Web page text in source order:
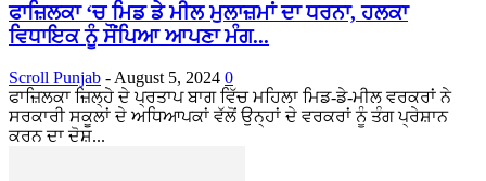
ਫਾਜ਼ਿਲਕਾ ‘ਚ ਮਿਡ ਡੇ ਮੀਲ ਮੁਲਾਜ਼ਮਾਂ ਦਾ ਧਰਨਾ, ਹਲਕਾ
ਵਿਧਾਇਕ ਨੂੰ ਸੌਂਪਿਆ ਆਪਣਾ ਮੰਗ...
Scroll Punjab - August 5, 2024 0
ਫਾਜ਼ਿਲਕਾ ਜ਼ਿਲ੍ਹੇ ਦੇ ਪ੍ਰਤਾਪ ਬਾਗ ਵਿੱਚ ਮਹਿਲਾ ਮਿਡ-ਡੇ-ਮੀਲ ਵਰਕਰਾਂ ਨੇ
ਸਰਕਾਰੀ ਸਕੂਲਾਂ ਦੇ ਅਧਿਆਪਕਾਂ ਵੱਲੋਂ ਉਨ੍ਹਾਂ ਦੇ ਵਰਕਰਾਂ ਨੂੰ ਤੰਗ ਪ੍ਰੇਸ਼ਾਨ
ਕਰਨ ਦਾ ਦੋਸ਼...